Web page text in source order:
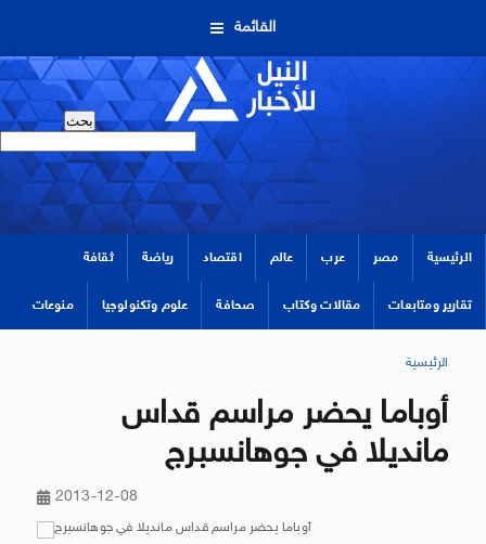
القائمة
الرئيسية مصر عرب عالم اقتصاد رياضة ثقافة
تقارير ومتابعات مقالات وكتاب صحافة علوم وتكنولوجيا منوعات
الرئيسية
أوباما يحضر مراسم قداس
مانديلا في جوهانسبرج
2013-12-08